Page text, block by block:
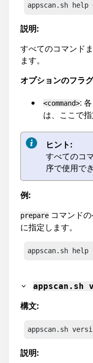
appscan.sh help
説明:
すべてのコマンド
ます。
オプションのフラ
<command>:
は、ここで指
ヒント:
すべてのコ
序で使用で
例:
prepare コマンド
に指定します。
appscan.sh help
appscan .sh
構文:
appscan.sh
説明: